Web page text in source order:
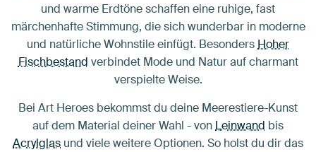
und warme Erdtöne schaffen eine ruhige, fast
märchenhafte Stimmung, die sich wunderbar in moderne
und natürliche Wohnstile einfügt. Besonders Hoher
Fischbestand verbindet Mode und Natur auf charmant
verspielte Weise.
Bei Art Heroes bekommst du deine Meerestiere-Kunst
auf dem Material deiner Wahl - von Leinwand bis
Acrylglas und viele weitere Optionen. So holst du dir das